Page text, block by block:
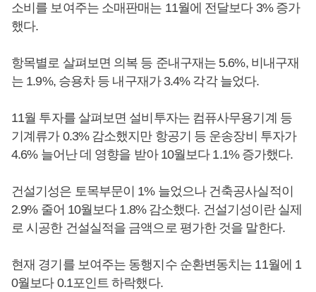
소비를 보여주는 소매판매는 11월에 전달보다 3% 증가
했다.
항목별로 살펴보면 의복 등 준내구재는 5.6%, 비내구재
는 1.9%, 승용차 등 내구재가 3.4% 각각 늘었다.
11월 투자를 살펴보면 설비투자는 컴퓨사무용기계 등
기계류가 0.3% 감소했지만 항공기 등 운송장비 투자가
4.6% 늘어난 데 영향을 받아 10월보다 1.1% 증가했다.
건설기성은 토목부문이 1% 늘었으나 건축공사실적이
2.9% 줄어 10월보다 1.8% 감소했다. 건설기성이란 실제
로 시공한 건설실적을 금액으로 평가한 것을 말한다.
현재 경기를 보여주는 동행지수 순환변동치는 11월에 1
0월보다 0.1포인트 하락했다.